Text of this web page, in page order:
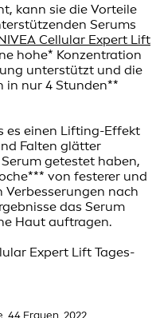
kann sie die Vorteile
Serums
Cellular Expert Lift
hohe* Konzentration
unterstützt und die
in nur 4 Stunden**
es einen Lifting-Effekt
Falten glätter
getestet haben,
von festerer und
nach
das Serum
Haut auftragen.
Expert Lift Tages-
44 Frauen, 2022